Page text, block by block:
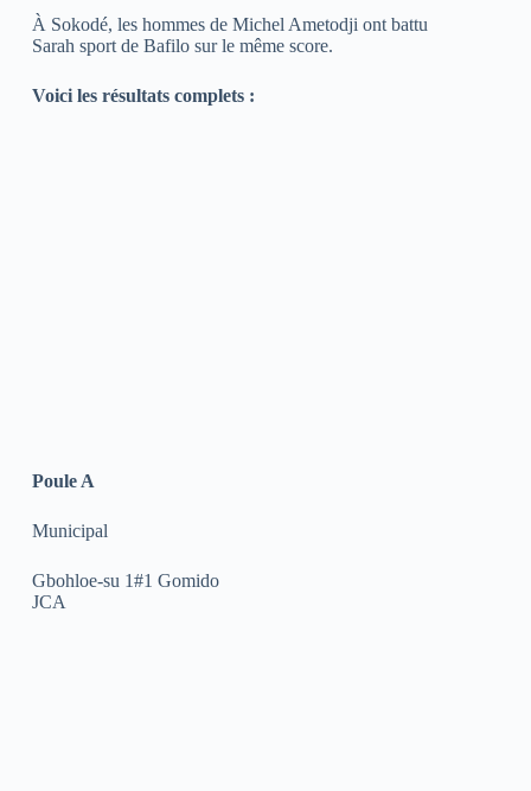
À Sokodé, les hommes de Michel Ametodji ont battu
Sarah sport de Bafilo sur le même score.
Voici les résultats complets :
Poule A
Municipal
Gbohloe-su 1#1 Gomido
JCA